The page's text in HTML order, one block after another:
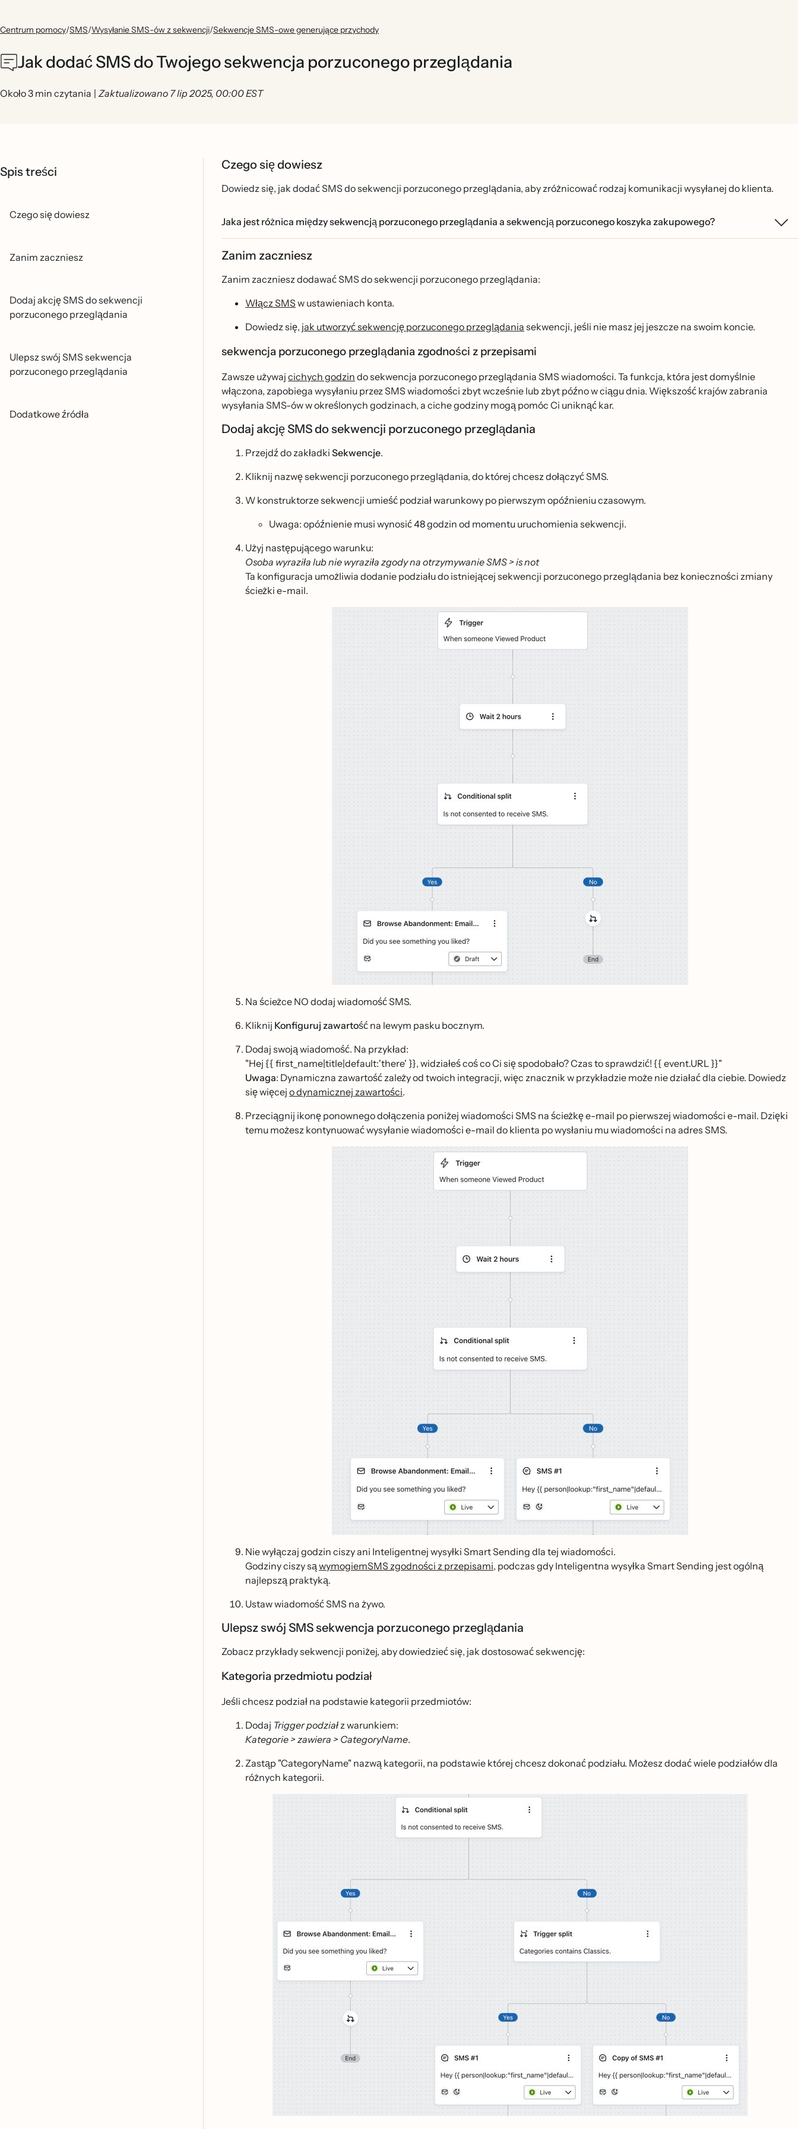
Centrum pomocy/SMS/Wysyłanie SMS-ów z sekwencji/Sekwencje SMS-owe generujące przychody
Jak dodać SMS do Twojego sekwencja porzuconego przeglądania
Około 3 min czytania | Zaktualizowano 7 lip 2025, 00:00 EST
Spis treści
Czego się dowiesz
Zanim zaczniesz
Dodaj akcję SMS do sekwencji
porzuconego przeglądania
Ulepsz swój SMS sekwencja
porzuconego przeglądania
Dodatkowe źródła
Czego się dowiesz
Dowiedz się, jak dodać SMS do sekwencji porzuconego przeglądania, aby zróżnicować rodzaj komunikacji wysyłanej do klienta.
Jaka jest różnica między sekwencją porzuconego przeglądania a sekwencją porzuconego koszyka zakupowego?
Zanim zaczniesz
Zanim zaczniesz dodawać SMS do sekwencji porzuconego przeglądania:
Włącz SMS w ustawieniach konta.
Dowiedz się, jak utworzyć sekwencję porzuconego przeglądania sekwencji, jeśli nie masz jej jeszcze na swoim koncie.
sekwencja porzuconego przeglądania zgodności z przepisami
Zawsze używaj cichych godzin do sekwencja porzuconego przeglądania SMS wiadomości. Ta funkcja, która jest domyślnie
włączona, zapobiega wysyłaniu przez SMS wiadomości zbyt wcześnie lub zbyt późno w ciągu dnia. Większość krajów zabrania
wysyłania SMS-ów w określonych godzinach, a ciche godziny mogą pomóc Ci uniknąć kar.
Dodaj akcję SMS do sekwencji porzuconego przeglądania
Przejdź do zakładki Sekwencje.
Kliknij nazwę sekwencji porzuconego przeglądania, do której chcesz dołączyć SMS.
W konstruktorze sekwencji umieść podział warunkowy po pierwszym opóźnieniu czasowym.
Uwaga: opóźnienie musi wynosić 48 godzin od momentu uruchomienia sekwencji.
Użyj następującego warunku:
Osoba wyraziła lub nie wyraziła zgody na otrzymywanie SMS > is not
Ta konfiguracja umożliwia dodanie podziału do istniejącej sekwencji porzuconego przeglądania bez konieczności zmiany
ścieżki e-mail.
Na ścieżce NO dodaj wiadomość SMS.
Kliknij Konfiguruj zawartość na lewym pasku bocznym.
Dodaj swoją wiadomość. Na przykład:
"Hej {{ first_name|title|default:'there' }}, widziałeś coś co Ci się spodobało? Czas to sprawdzić! {{ event.URL }}"
Uwaga: Dynamiczna zawartość zależy od twoich integracji, więc znacznik w przykładzie może nie działać dla ciebie. Dowiedz
się więcej o dynamicznej zawartości.
Przeciągnij ikonę ponownego dołączenia poniżej wiadomości SMS na ścieżkę e-mail po pierwszej wiadomości e-mail. Dzięki
temu możesz kontynuować wysyłanie wiadomości e-mail do klienta po wysłaniu mu wiadomości na adres SMS.
Nie wyłączaj godzin ciszy ani Inteligentnej wysyłki Smart Sending dla tej wiadomości.
Godziny ciszy sąwymogiemSMS zgodności z przepisami, podczas gdy Inteligentna wysyłka Smart Sending jest ogólną
najlepszą praktyką.
Ustaw wiadomość SMS na żywo.
Ulepsz swój SMS sekwencja porzuconego przeglądania
Zobacz przykłady sekwencji poniżej, aby dowiedzieć się, jak dostosować sekwencję:
Kategoria przedmiotu podział
Jeśli chcesz podział na podstawie kategorii przedmiotów:
Dodaj Trigger podziałz warunkiem:
Kategorie > zawiera > CategoryName.
Zastąp "CategoryName" nazwą kategorii, na podstawie której chcesz dokonać podziału. Możesz dodać wiele podziałów dla
różnych kategorii.